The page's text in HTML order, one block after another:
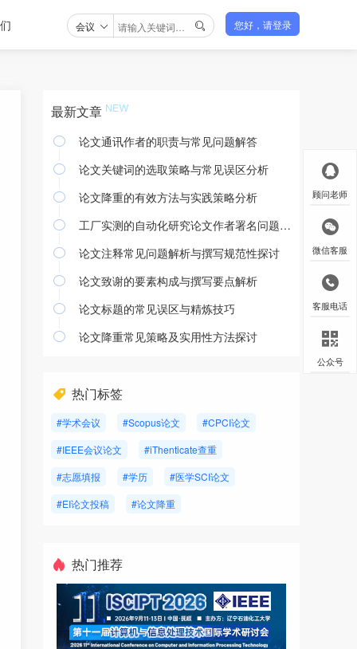
会议  您好，请登录
最新文章
 论文通讯作者的职责与常见问题解答
 论文关键词的选取策略与常见误区分析
 论文降重的有效方法与实践策略分析
 工厂实测的自动化研究论文作者署名问题探讨
 论文注释常见问题解析与撰写规范性探讨
 论文致谢的要素构成与撰写要点解析
 论文标题的常见误区与精炼技巧
 论文降重常见策略及实用性方法探讨
热门标签
#学术会议 #Scopus论文
#CPCI论文
#IEEE会议论文
#iThenticate查重
#志愿填报
#学历
#医学SCI论文
#EI论文投稿
#论文降重
热门推荐
顾问老师
微信客服
客服电话
公众号